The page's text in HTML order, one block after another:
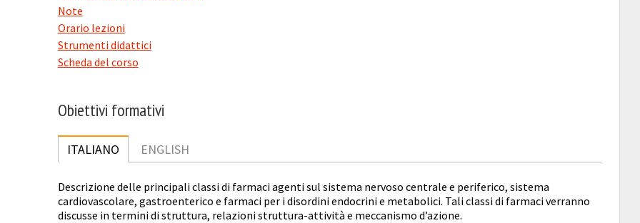
Note
Orario lezioni
Strumenti didattici
Scheda del corso
Obiettivi formativi
ITALIANO ENGLISH
Descrizione delle principali classi di farmaci agenti sul sistema nervoso centrale e periferico, sistema
cardiovascolare, gastroenterico e farmaci per i disordini endocrini e metabolici. Tali classi di farmaci verranno
discusse in termini di struttura, relazioni struttura-attività e meccanismo d’azione.